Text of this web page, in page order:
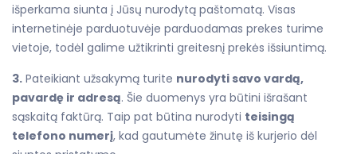
išperkama siunta į Jūsų nurodytą paštomatą. Visas
internetinėje parduotuvėje parduodamas prekes turime
vietoje, todėl galime užtikrinti greitesnį prekės išsiuntimą.
3. Pateikiant užsakymą turite nurodyti savo vardą,
pavardę ir adresą. Šie duomenys yra būtini išrašant
sąskaitą faktūrą. Taip pat būtina nurodyti teisingą
telefono numerį, kad gautumėte žinutę iš kurjerio dėl